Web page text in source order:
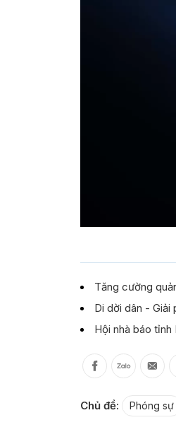
Tăng cường
Di dời dân -
Hội nhà báo
Chủ đề: Phóng sự